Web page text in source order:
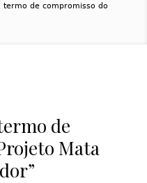
termo de compromisso do
de
Mata